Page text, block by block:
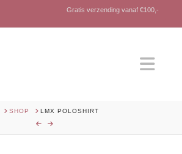
Gratis verzending vanaf €100,-
HOMESHOP LMX POLOSHIRT